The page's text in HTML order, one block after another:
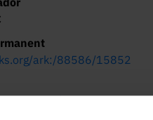
ark:/88586/15852